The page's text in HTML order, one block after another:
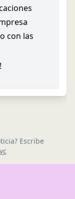
con las
Escribe